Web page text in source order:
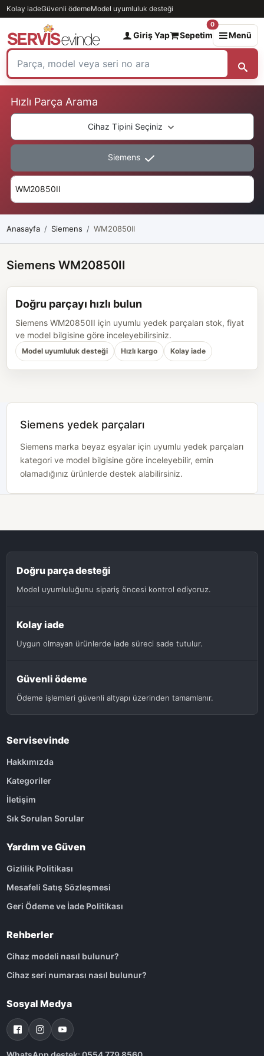
Kolay iadeGüvenli ödemeModel uyumluluk desteği
Giriş Yap Sepetim
0
Menü
Hızlı Parça Arama
Cihaz Tipini Seçiniz
Siemens
Anasayfa Siemens WM20850II
Siemens WM20850II
Doğru parçayı hızlı bulun
Siemens WM20850II için uyumlu yedek parçaları stok, fiyat
ve model bilgisine göre inceleyebilirsiniz.
Model uyumluluk desteği Hızlı kargo Kolay iade
Siemens yedek parçaları
Siemens marka beyaz eşyalar için uyumlu yedek parçaları
kategori ve model bilgisine göre inceleyebilir, emin
olamadığınız ürünlerde destek alabilirsiniz.
Doğru parça desteği
Model uyumluluğunu sipariş öncesi kontrol ediyoruz.
Kolay iade
Uygun olmayan ürünlerde iade süreci sade tutulur.
Güvenli ödeme
Ödeme işlemleri güvenli altyapı üzerinden tamamlanır.
Servisevinde
Hakkımızda
Kategoriler
İletişim
Sık Sorulan Sorular
Yardım ve Güven
Gizlilik Politikası
Mesafeli Satış Sözleşmesi
Geri Ödeme ve İade Politikası
Rehberler
Cihaz modeli nasıl bulunur?
Cihaz seri numarası nasıl bulunur?
Sosyal Medya